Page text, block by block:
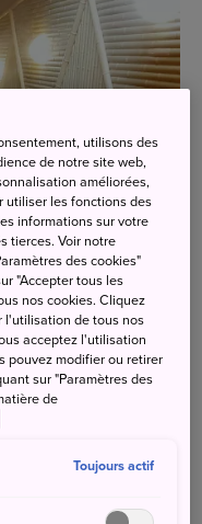
en direction de l’un
utilisons des
de notre site web,
améliorées,
utiliser les fonctions des
informations sur votre
tierces. Voir notre
des cookies"
"Accepter tous les
nos cookies. Cliquez
l'utilisation de tous nos
acceptez l'utilisation
pouvez modifier ou retirer
sur "Paramètres des
de
Toujours actif